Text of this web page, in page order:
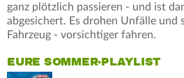
ganz plötzlich passieren - und ist
abgesichert. Es drohen Unfälle und
Fahrzeug - vorsichtiger fahren.
EURE SOMMER-PLAYLIST